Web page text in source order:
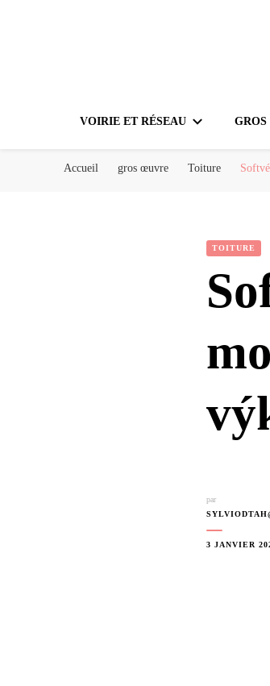
VOIRIE ET RÉSEAU
Accueil gros œuvre Toiture
TOITURE
par
3 JANVIER